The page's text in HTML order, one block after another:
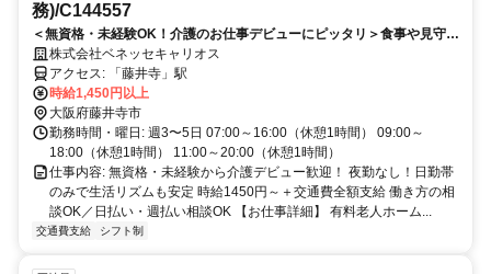
務)/C144557
＜無資格・未経験OK！介護のお仕事デビューにピッタリ＞食事や見守り
などできることからスタート！夜勤なし＆週3～相談OK
株式会社ベネッセキャリオス
アクセス: 「藤井寺」駅
時給1,450円以上
大阪府藤井寺市
勤務時間・曜日: 週3〜5日 07:00～16:00（休憩1時間） 09:00～
18:00（休憩1時間） 11:00～20:00（休憩1時間）
仕事内容: 無資格・未経験から介護デビュー歓迎！ 夜勤なし！日勤帯
のみで生活リズムも安定 時給1450円～＋交通費全額支給 働き方の相
談OK／日払い・週払い相談OK 【お仕事詳細】 有料老人ホーム...
交通費支給 シフト制